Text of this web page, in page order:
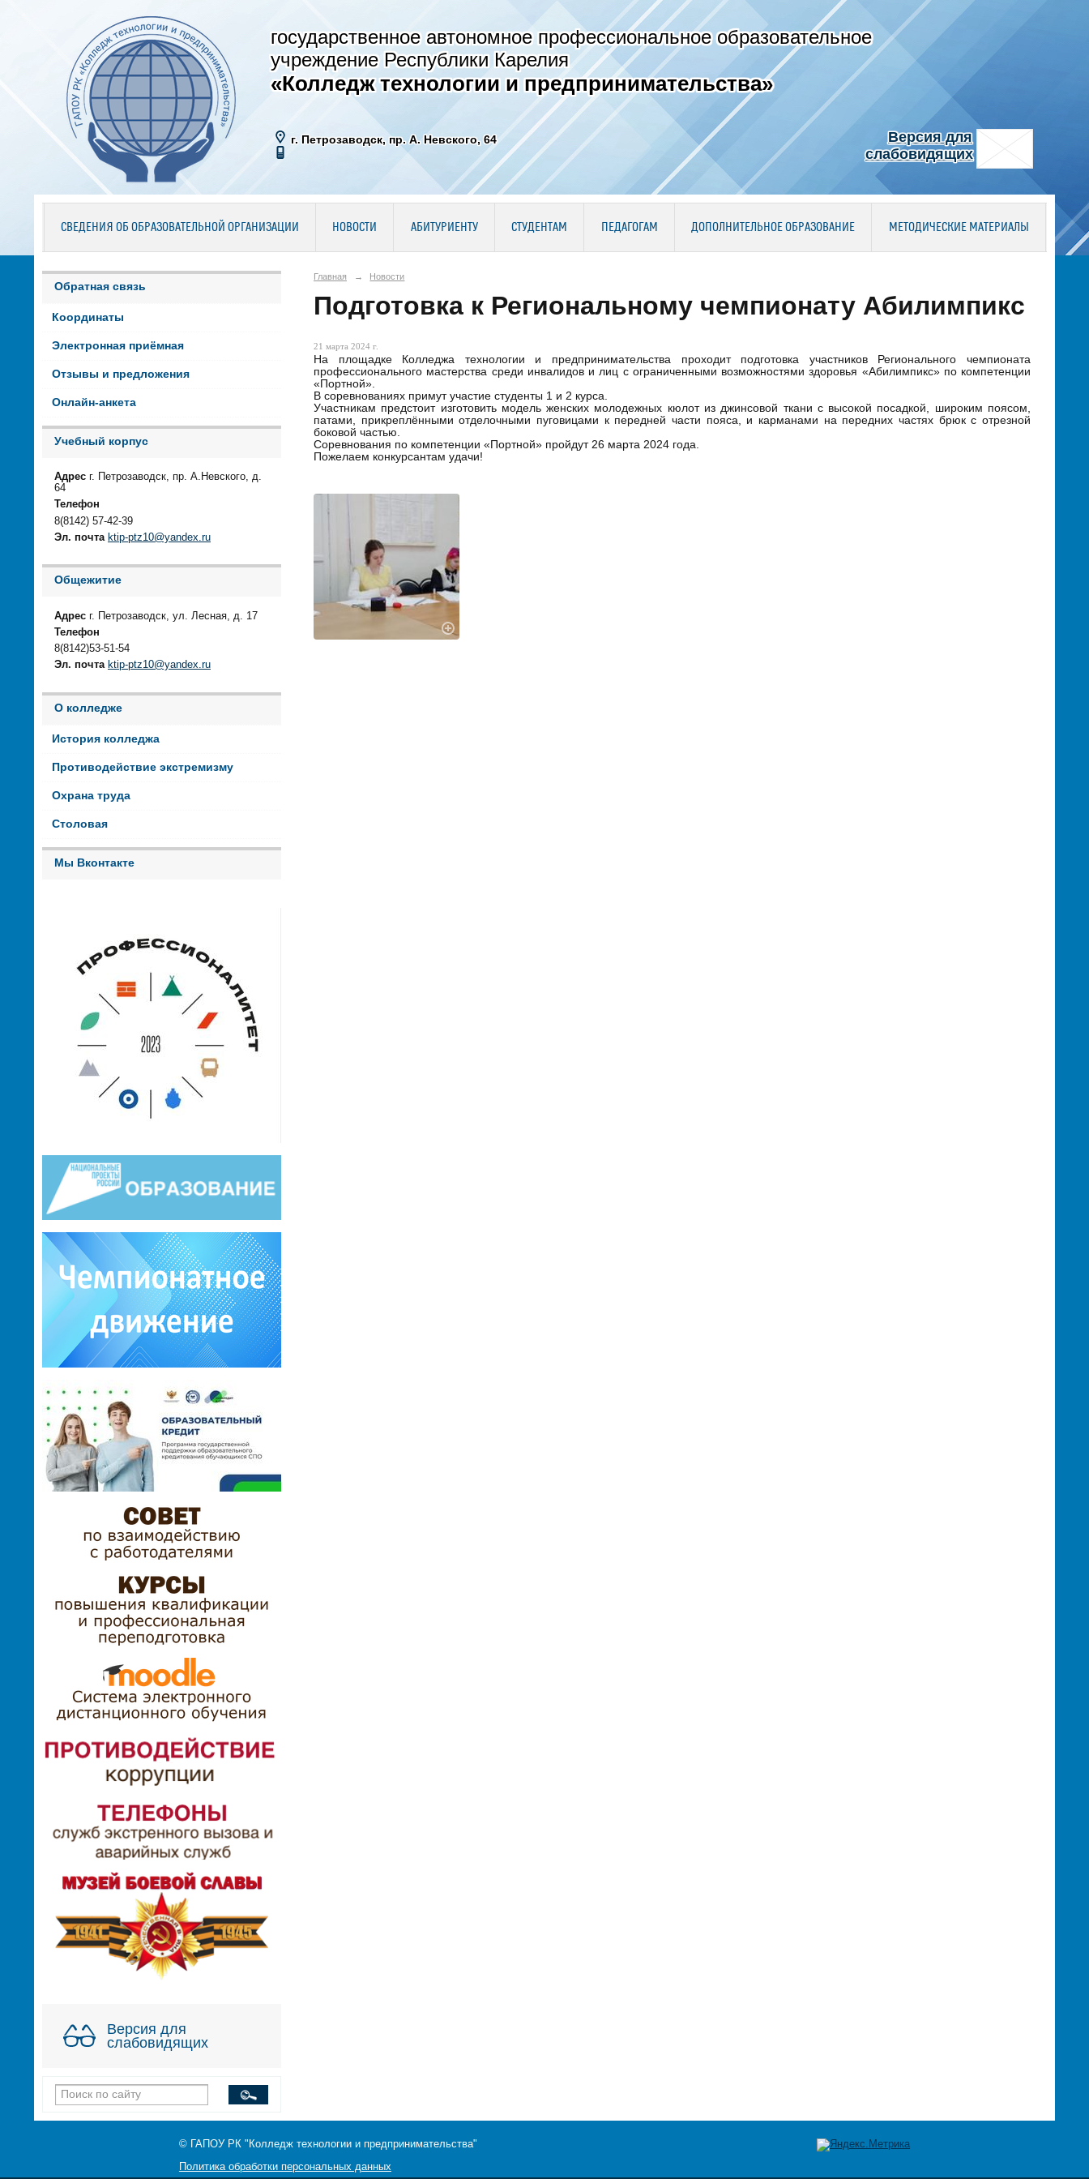
государственное автономное профессиональное образовательное
учреждение Республики Карелия
«Колледж технологии и предпринимательства»
г. Петрозаводск, пр. А. Невского, 64
Версия для
слабовидящих
СВЕДЕНИЯ ОБ ОБРАЗОВАТЕЛЬНОЙ ОРГАНИЗАЦИИ НОВОСТИ АБИТУРИЕНТУ СТУДЕНТАМ ПЕДАГОГАМ ДОПОЛНИТЕЛЬНОЕ ОБРАЗОВАНИЕ МЕТОДИЧЕСКИЕ МАТЕРИАЛЫ
Обратная связь
Координаты
Электронная приёмная
Отзывы и предложения
Онлайн-анкета
Учебный корпус
Адрес г. Петрозаводск, пр. А.Невского, д.
64
Телефон
8(8142) 57-42-39
Эл. почта ktip-ptz10@yandex.ru
Общежитие
Адрес г. Петрозаводск, ул. Лесная, д. 17
Телефон
8(8142)53-51-54
Эл. почта ktip-ptz10@yandex.ru
О колледже
История колледжа
Противодействие экстремизму
Охрана труда
Столовая
Мы Вконтакте
Версия для
слабовидящих
Главная → Новости
Подготовка к Региональному чемпионату Абилимпикс
21 марта 2024 г.
На площадке Колледжа технологии и предпринимательства проходит подготовка участников Регионального чемпионата
профессионального мастерства среди инвалидов и лиц с ограниченными возможностями здоровья «Абилимпикс» по компетенции
«Портной».
В соревнованиях примут участие студенты 1 и 2 курса.
Участникам предстоит изготовить модель женских молодежных кюлот из джинсовой ткани с высокой посадкой, широким поясом,
патами, прикреплёнными отделочными пуговицами к передней части пояса, и карманами на передних частях брюк с отрезной
боковой частью.
Соревнования по компетенции «Портной» пройдут 26 марта 2024 года.
Пожелаем конкурсантам удачи!
© ГАПОУ РК "Колледж технологии и предпринимательства"
Политика обработки персональных данных